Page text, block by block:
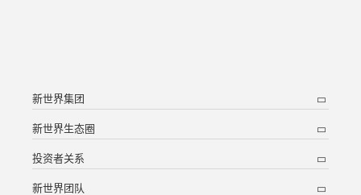
新世界集团
新世界生态圈
投资者关系
新世界团队